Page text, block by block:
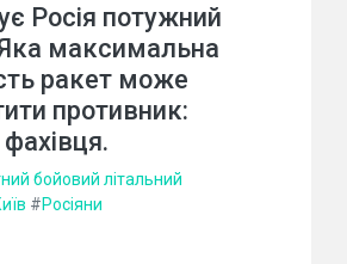
Росія потужний
максимальна
ракет може
противник:
фахівця.
бойовий літальний
#Росіяни